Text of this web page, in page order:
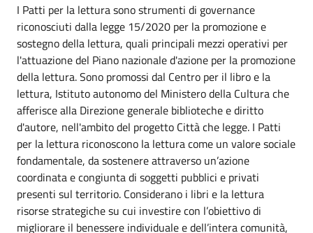
I Patti per la lettura sono strumenti di governance
riconosciuti dalla legge 15/2020 per la promozione e
sostegno della lettura, quali principali mezzi operativi per
l'attuazione del Piano nazionale d'azione per la promozione
della lettura. Sono promossi dal Centro per il libro e la
lettura, Istituto autonomo del Ministero della Cultura che
afferisce alla Direzione generale biblioteche e diritto
d'autore, nell'ambito del progetto Città che legge. I Patti
per la lettura riconoscono la lettura come un valore sociale
fondamentale, da sostenere attraverso un’azione
coordinata e congiunta di soggetti pubblici e privati
presenti sul territorio. Considerano i libri e la lettura
risorse strategiche su cui investire con l’obiettivo di
migliorare il benessere individuale e dell’intera comunità,